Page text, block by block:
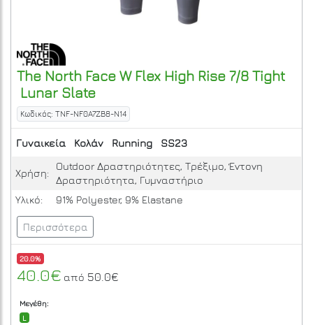
The North Face W Flex High Rise 7/8 Tight
Lunar Slate
Κωδικός: TNF-NF0A7ZB8-N14
Γυναικεία Κολάν Running SS23
Χρήση:
Outdoor Δραστηριότητες, Τρέξιμο, Έντονη
Δραστηριότητα, Γυμναστήριο
Υλικό:
91% Polyester, 9% Elastane
Περισσότερα
20.0%
40.0€ από 50.0€
Μεγέθη:
L